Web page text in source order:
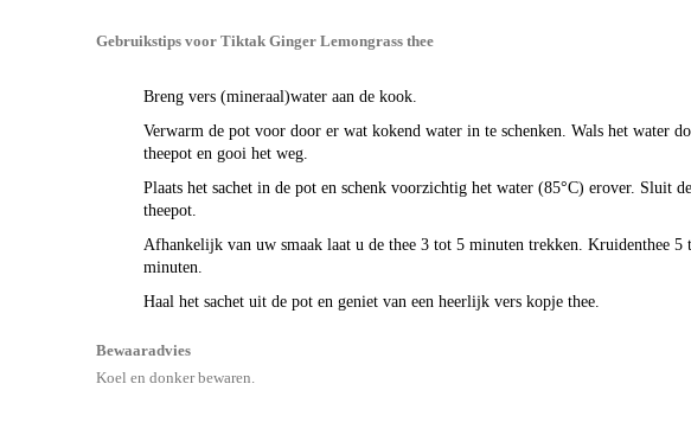
Gebruikstips voor Tiktak Ginger Lemongrass thee
Breng vers (mineraal)water aan de kook.
Verwarm de pot voor door er wat kokend water in te schenken. Wals het water
theepot en gooi het weg.
Plaats het sachet in de pot en schenk voorzichtig het water (85°C) erover. Sluit de
theepot.
Afhankelijk van uw smaak laat u de thee 3 tot 5 minuten trekken. Kruidenthee 5
minuten.
Haal het sachet uit de pot en geniet van een heerlijk vers kopje thee.
Bewaaradvies
Koel en donker bewaren.